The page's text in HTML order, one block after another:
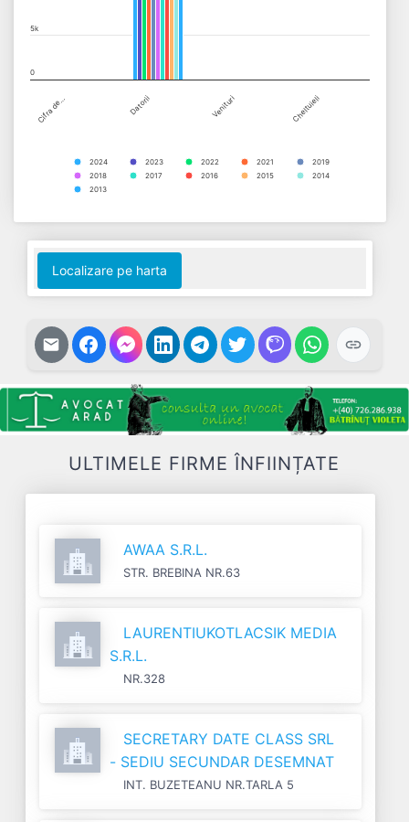
Cifra de… Datorii Venituri Cheltuieli
2024 2023 2022 2021
2019
2018
2017 2016 2015
2014
2013
0
5k
End of interactive chart.
Localizare pe harta
ULTIMELE FIRME ÎNFIINȚATE
AWAA S.R.L.
STR. BREBINA NR.63
LAURENTIUKOTLACSIK MEDIA
S.R.L.
NR.328
SECRETARY DATE CLASS SRL
- SEDIU SECUNDAR DESEMNAT
INT. BUZETEANU NR.TARLA 5